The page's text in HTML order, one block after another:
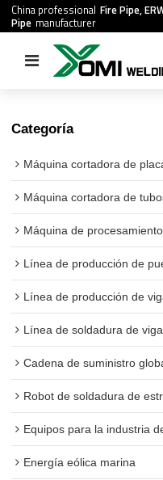
China professional Fire Pipe,
Pipe manufacturer
todos / Línea de
Categoría
Máquina cortadora de
Máquina cortadora de
Máquina de
Línea de producción de
Línea de producción de
Línea de soldadura de
Cadena de suministro
Robot de soldadura de
Equipos para la industria
Energía eólica marina